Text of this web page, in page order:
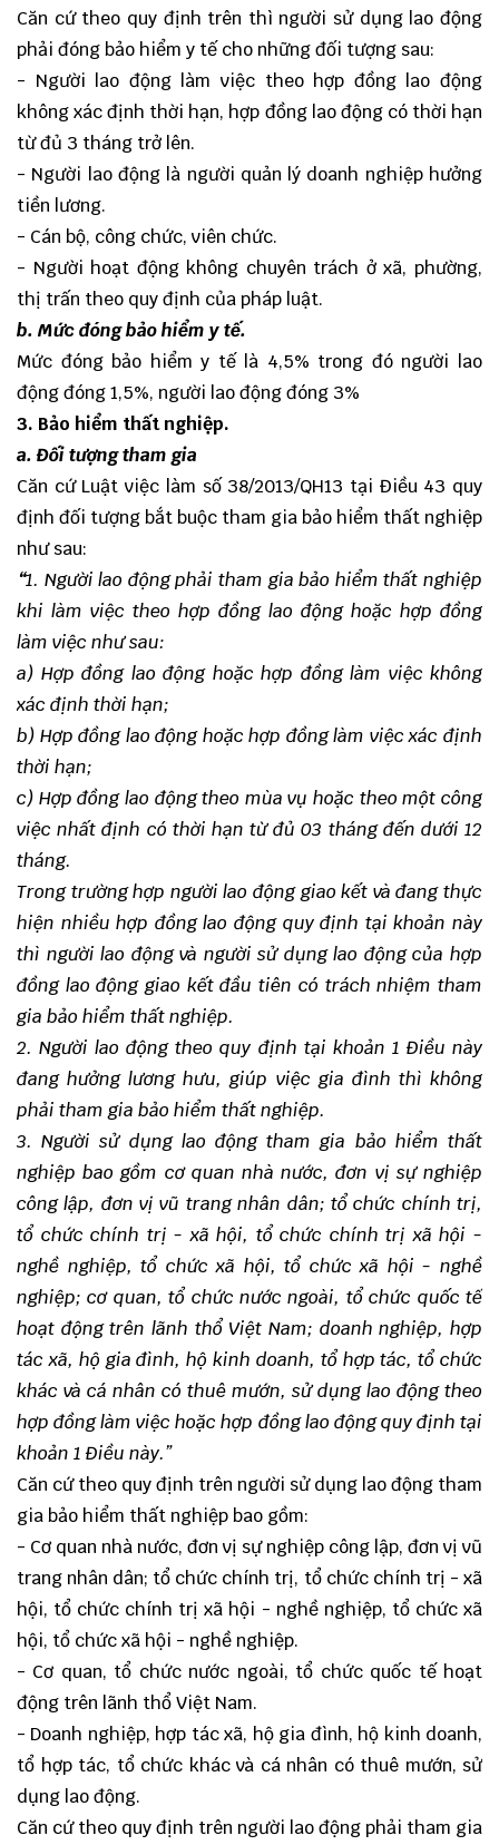
Căn cứ theo quy định trên thì người sử dụng lao động
phải đóng bảo hiểm y tế cho những đối tượng sau:
- Người lao động làm việc theo hợp đồng lao động
không xác định thời hạn, hợp đồng lao động có thời hạn
từ đủ 3 tháng trở lên.
- Người lao động là người quản lý doanh nghiệp hưởng
tiền lương.
- Cán bộ, công chức, viên chức.
- Người hoạt động không chuyên trách ở xã, phường,
thị trấn theo quy định của pháp luật.
b. Mức đóng bảo hiểm y tế.
Mức đóng bảo hiểm y tế là 4,5% trong đó người lao
động đóng 1,5%, người lao động đóng 3%
3. Bảo hiểm thất nghiệp.
a. Đối tượng tham gia
Căn cứ Luật việc làm số 38/2013/QH13 tại Điều 43 quy
định đối tượng bắt buộc tham gia bảo hiểm thất nghiệp
như sau:
“1. Người lao động phải tham gia bảo hiểm thất nghiệp
khi làm việc theo hợp đồng lao động hoặc hợp đồng
làm việc như sau:
a) Hợp đồng lao động hoặc hợp đồng làm việc không
xác định thời hạn;
b) Hợp đồng lao động hoặc hợp đồng làm việc xác định
thời hạn;
c) Hợp đồng lao động theo mùa vụ hoặc theo một công
việc nhất định có thời hạn từ đủ 03 tháng đến dưới 12
tháng.
Trong trường hợp người lao động giao kết và đang thực
hiện nhiều hợp đồng lao động quy định tại khoản này
thì người lao động và người sử dụng lao động của hợp
đồng lao động giao kết đầu tiên có trách nhiệm tham
gia bảo hiểm thất nghiệp.
2.Người lao động theo quy định tại khoản 1 Điều này
đang hưởng lương hưu, giúp việc gia đình thì không
phải tham gia bảo hiểm thất nghiệp.
3.Người sử dụng lao động tham gia bảo hiểm thất
nghiệp bao gồm cơ quan nhà nước, đơn vị sự nghiệp
công lập, đơn vị vũ trang nhân dân; tổ chức chính trị,
tổ chức chính trị - xã hội, tổ chức chính trị xã hội -
nghề nghiệp, tổ chức xã hội, tổ chức xã hội - nghề
nghiệp; cơ quan, tổ chức nước ngoài, tổ chức quốc tế
hoạt động trên lãnh thổ Việt Nam; doanh nghiệp, hợp
tác xã, hộ gia đình, hộ kinh doanh, tổ hợp tác, tổ chức
khác và cá nhân có thuê mướn, sử dụng lao động theo
hợp đồng làm việc hoặc hợp đồng lao động quy định tại
khoản 1 Điều này.”
Căn cứ theo quy định trên người sử dụng lao động tham
gia bảo hiểm thất nghiệp bao gồm:
- Cơ quan nhà nước, đơn vị sự nghiệp công lập, đơn vị vũ
trang nhân dân; tổ chức chính trị, tổ chức chính trị - xã
hội, tổ chức chính trị xã hội - nghề nghiệp, tổ chức xã
hội, tổ chức xã hội - nghề nghiệp.
- Cơ quan, tổ chức nước ngoài, tổ chức quốc tế hoạt
động trên lãnh thổ Việt Nam.
- Doanh nghiệp, hợp tác xã, hộ gia đình, hộ kinh doanh,
tổ hợp tác, tổ chức khác và cá nhân có thuê mướn, sử
dụng lao động.
Căn cứ theo quy định trên người lao động phải tham gia